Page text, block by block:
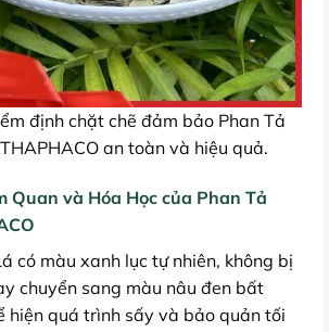
định chặt chẽ đảm bảo Phan Tả
an toàn và hiệu quả.
Quan và Hóa Học của Phan Tả
có màu xanh lục tự nhiên, không bị
chuyển sang màu nâu đen bất
hiện quá trình sấy và bảo quản tối